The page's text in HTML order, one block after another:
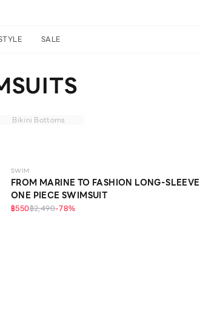
SALE
Bikini Bottoms
SWIM
FROM MARINE TO FASHION LONG-SLEEVE
ONE PIECE SWIMSUIT
฿550฿2,490-78%